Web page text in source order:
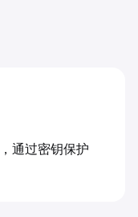
通过密钥保护